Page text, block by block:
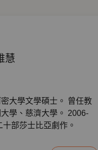
慧
大學文學碩士。 曾任教
學、慈濟大學。 2006-
部莎士比亞劇作。